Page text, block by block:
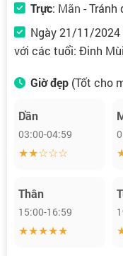
Trực: Mãn - Tránh
Ngày 21/11/2024
với các tuổi: Đinh
Giờ đẹp (Tốt cho
Dần
03:00-04:59
★★☆☆☆
Thân
15:00-16:59
★★★★★